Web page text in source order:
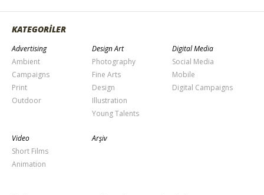
KATEGORİLER
Advertising
Ambient
Campaigns
Print
Outdoor
Design Art
Photography
Fine Arts
Design
Illustration
Young Talents
Digital Media
Social Media
Mobile
Digital Campaigns
Video
Short Films
Animation
Arşiv